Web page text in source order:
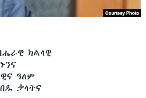
ክልላዊ
ዓለም
ቃላትና